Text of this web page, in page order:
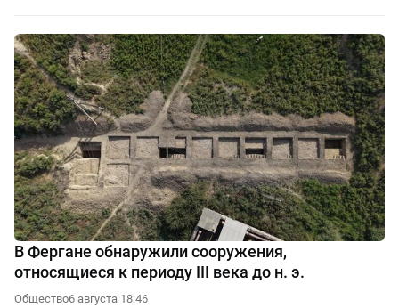
В Фергане обнаружили сооружения,
относящиеся к периоду III века до н. э.
Общество6 августа 18:46